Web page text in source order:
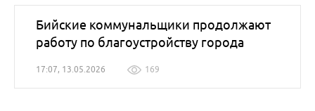
Бийские коммунальщики продолжают
работу по благоустройству города
17:07, 13.05.2026 169